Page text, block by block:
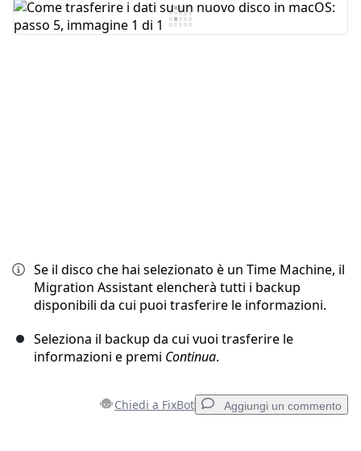
Aggiungi Commento
Se il disco che hai selezionato è un Time Machine, il
Migration Assistant elencherà tutti i backup
disponibili da cui puoi trasferire le informazioni.
Seleziona il backup da cui vuoi trasferire le
informazioni e premi Continua.
Chiedi a FixBot Aggiungi un commento